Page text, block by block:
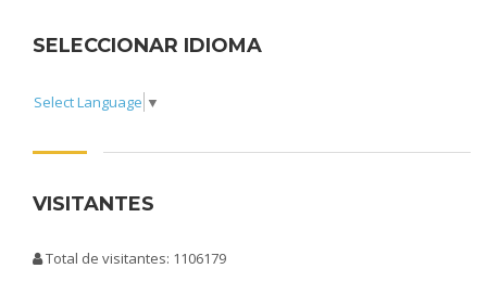
SELECCIONAR IDIOMA
Select Language ▼
VISITANTES
Total de visitantes: 1106179